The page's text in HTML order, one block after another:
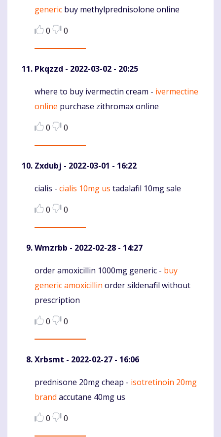
generic buy methylprednisolone online
0
0
Pkqzzd - 2022-03-02 - 20:25
Komentaras
where to buy ivermectin cream - ivermectine
online purchase zithromax online
0
0
Zxdubj - 2022-03-01 - 16:22
Komentaras
cialis - cialis 10mg us tadalafil 10mg sale
0
0
Wmzrbb - 2022-02-28 - 14:27
Komentaras
order amoxicillin 1000mg generic - buy
generic amoxicillin order sildenafil without
prescription
0
0
Xrbsmt - 2022-02-27 - 16:06
Komentaras
prednisone 20mg cheap - isotretinoin 20mg
brand accutane 40mg us
0
0